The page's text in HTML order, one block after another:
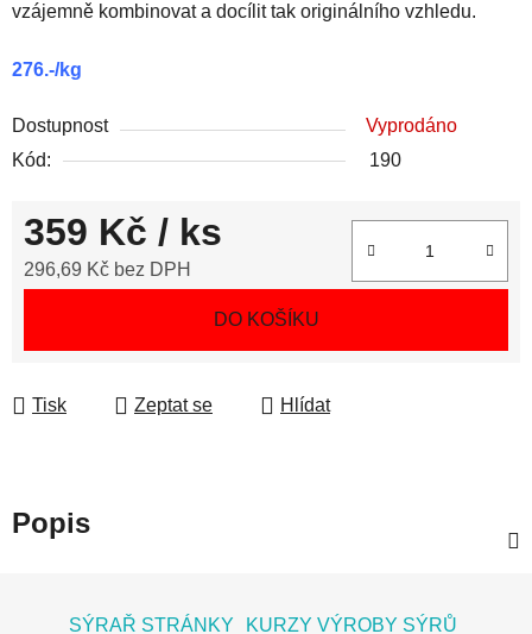
vzájemně kombinovat a docílit tak originálního vzhledu.
276.-/kg
Dostupnost
Vyprodáno
Kód:
190
359 Kč / ks
296,69 Kč bez DPH
DO KOŠÍKU
Tisk Zeptat se Hlídat
Popis
SÝRAŘ STRÁNKY KURZY VÝROBY SÝRŮ